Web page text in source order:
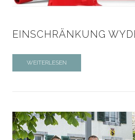
EINSCHRÄNKUNG
WEITERLESEN